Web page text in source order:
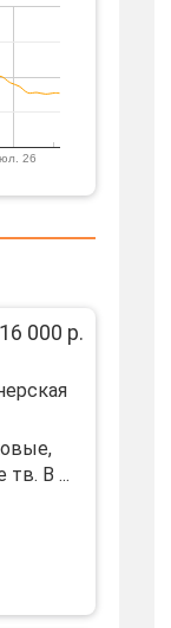
26
16 000 р.
тв. В ...